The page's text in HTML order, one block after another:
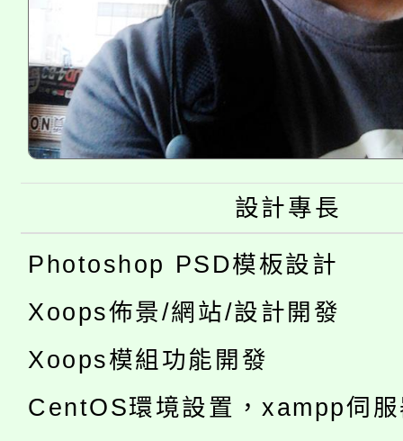
設計專長
Photoshop PSD模板設計
Xoops佈景/網站/設計開發
Xoops模組功能開發
CentOS環境設置，xampp伺